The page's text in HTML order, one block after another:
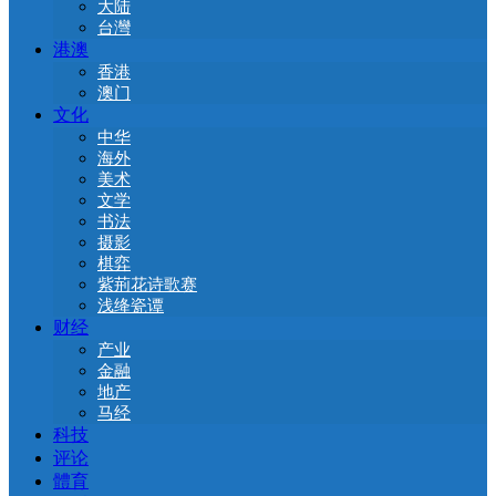
大陆
台灣
港澳
香港
澳门
文化
中华
海外
美术
文学
书法
摄影
棋弈
紫荊花诗歌赛
浅绛瓷谭
财经
产业
金融
地产
马经
科技
评论
體育